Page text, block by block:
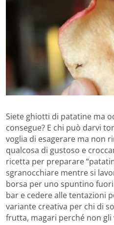
Siete ghiotti di patatine ma
consegue? E chi può darvi
voglia di esagerare ma non
qualcosa di gustoso e
ricetta per preparare
sgranocchiare mentre si
borsa per uno spuntino fuori
bar e cedere alle tentazioni
variante creativa per chi di
frutta, magari perché non gli